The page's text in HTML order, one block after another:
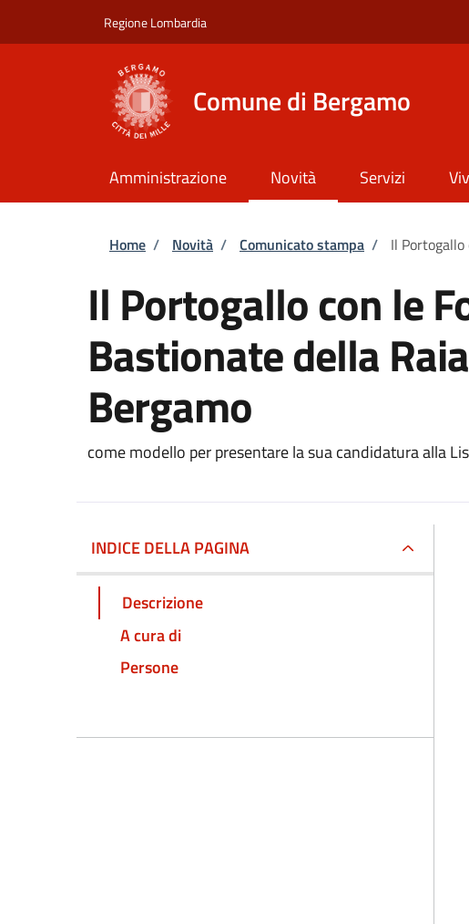
Regione Lombardia
Comune di Bergamo
Amministrazione Novità Servizi
Briciole di pane
Home / Novità / Comunicato stampa / Il
Il Portogallo con le
Bastionate della
Bergamo
come modello per presentare la sua candidatura alla
INDICE DELLA PAGINA
Descrizione
A cura di
Persone